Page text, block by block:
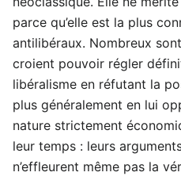
parce qu’elle est la plus
antilibéraux. Nombreux
croient pouvoir régler
libéralisme en réfutant la
plus généralement en lui
nature strictement
leur temps : leurs
n’effleurent même pas la